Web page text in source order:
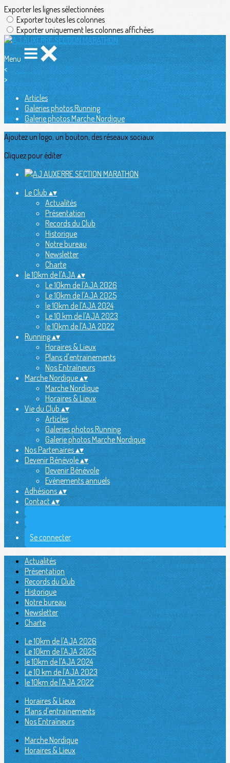
Exporter les lignes sélectionnées
Exporter toutes les colonnes
Exporter uniquement les colonnes affichées
Menu
<
>
Articles
Galeries photos Running
Galerie photos Marche Nordique
Ajoutez un logo, un bouton, des réseaux sociaux
Cliquez pour éditer
Le Club▴▾
Actualités
Présentation
Records du Club
Historique
Notre bureau
Newsletter
Charte
le 10km de l'AJA▴▾
Le 10km de l'AJA 2026
Le 10km de l'AJA 2025
le 10km de l'AJA 2024
Le 10 km de l'AJA 2023
le 10km de l'AJA 2022
Running▴▾
Horaires & Lieux
Plans d'entrainements
Nos Entraîneurs
Marche Nordique▴▾
Marche Nordique
Horaires & Lieux
Vie du Club▴▾
Articles
Galeries photos Running
Galerie photos Marche Nordique
Nos Partenaires▴▾
Devenir Bénévole▴▾
Devenir Bénévole
Evènements annuels
Adhésions▴▾
Contact▴▾
Se connecter
Actualités
Présentation
Records du Club
Historique
Notre bureau
Newsletter
Charte
Le 10km de l'AJA 2026
Le 10km de l'AJA 2025
le 10km de l'AJA 2024
Le 10 km de l'AJA 2023
le 10km de l'AJA 2022
Horaires & Lieux
Plans d'entrainements
Nos Entraîneurs
Marche Nordique
Horaires & Lieux